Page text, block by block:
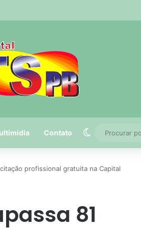
da Mega-Sena
Contato Switch skin
profissional gratuita na Capital
81